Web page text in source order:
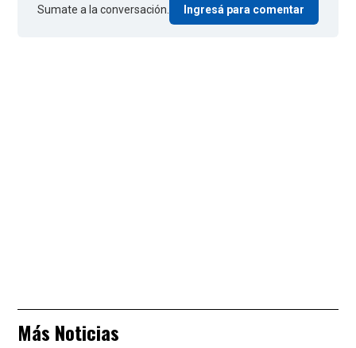
Sumate a la conversación. Ingresá para comentar
Más Noticias